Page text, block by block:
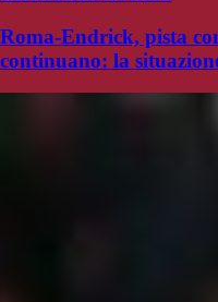
Roma-Endrick, pista
continuano: la